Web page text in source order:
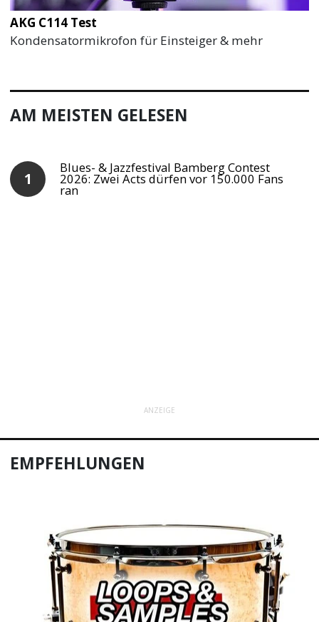
AKG C114 Test
Kondensatormikrofon für Einsteiger & mehr
AM MEISTEN GELESEN
Blues- & Jazzfestival Bamberg Contest
2026: Zwei Acts dürfen vor 150.000 Fans
ran
ANZEIGE
EMPFEHLUNGEN